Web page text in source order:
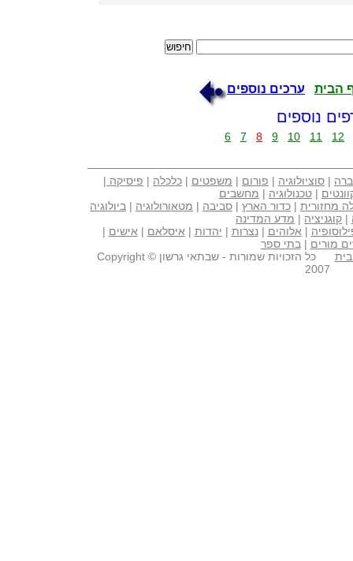
הבית ערכים נוספים
נוספים
12
11
10
9
8
7
6
| סוציולוגיה | פורום | משפטים | כלכלה | פיסיקה |
| טכנולוגיה | מחשבים
מחזורית | כדור הארץ | סביבה | מטאורולוגיה | ביולוגיה
| קוגניציה | מדע המדינה
| אלוהים |נצרות | יהדות | איסלאם | אישים |
מורים | בתי ספר
כל הזכויות שמורות - שבתאי גרשון Copyright ©
2007